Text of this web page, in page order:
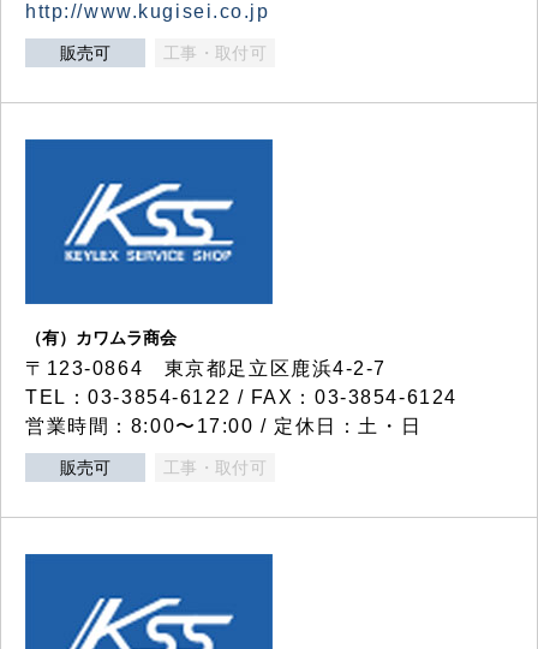
http://www.kugisei.co.jp
販売可 工事・取付可
（有）カワムラ商会
〒123-0864 東京都足立区鹿浜4-2-7
TEL：03-3854-6122 / FAX：03-3854-6124
営業時間：8:00〜17:00 / 定休日：土・日
販売可 工事・取付可